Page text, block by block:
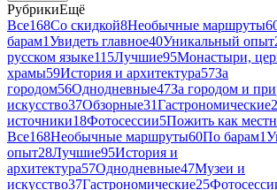
РубрикиЕщё
Все168Со скидкой8Необычные маршруты
барам1Увидеть главное40Уникальный опыт
русском языке115Лучшие95Монастыри,
храмы59История и архитектура57За
городом56Однодневные47За городом и
искусство37Обзорные31Гастрономические
источники18Фотосессии5Пожить как
Все168Необычные маршруты60По барам1
опыт28Лучшие95История и
архитектура57Однодневные47Музеи и
искусство37Гастрономические25